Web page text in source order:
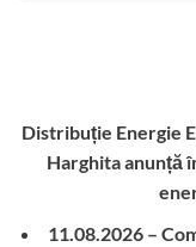
Distribuție Energie
Harghitaanunță
11.08.2026 –